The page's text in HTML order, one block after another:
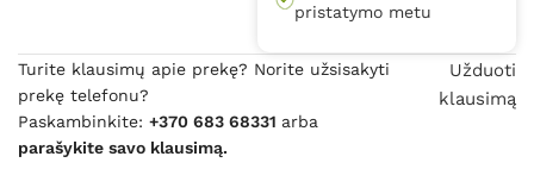
pristatymo metu
Turite klausimų apie prekę? Norite užsisakyti
prekę telefonu?
Paskambinkite: +370 683 68331 arba
parašykite savo klausimą.
Užduoti
klausimą